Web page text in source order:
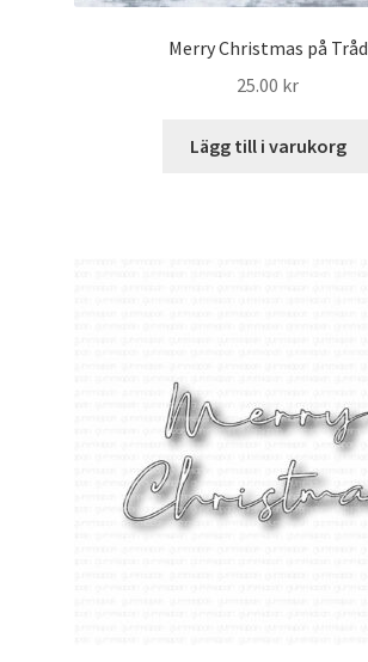
Merry Christmas på Tråd
25.00 kr
Lägg till i varukorg